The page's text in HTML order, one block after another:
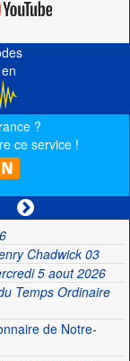
?
ce service !
Chadwick 03
5 aout 2026
Temps Ordinaire
de Notre-